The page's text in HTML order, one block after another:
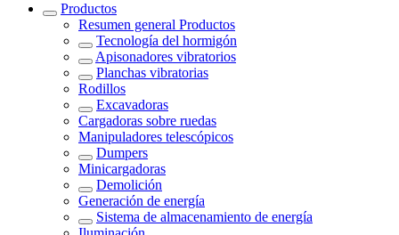
Productos
Resumen general Productos
Tecnología del hormigón
Apisonadores vibratorios
Planchas vibratorias
Rodillos
Excavadoras
Cargadoras sobre ruedas
Manipuladores telescópicos
Dumpers
Minicargadoras
Demolición
Generación de energía
Sistema de almacenamiento de energía